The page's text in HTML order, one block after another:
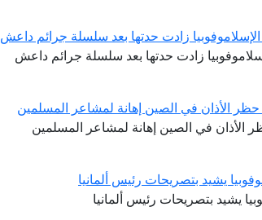
الإسلاموفوبيا زادت حدتها بعد سلسلة جرائم داعش
زادت حدتها بعد سلسلة جرائم داعش
حظر الأذان في الصين إهانة لمشاعر المسلمين
الأذان في الصين إهانة لمشاعر المسلمين
يشيد بتصريحات رئيس ألمانيا
يشيد بتصريحات رئيس ألمانيا